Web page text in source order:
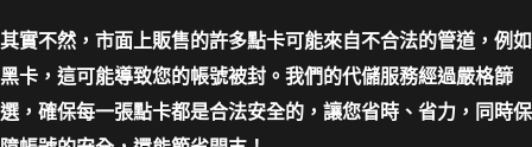
其實不然，市面上販售的許多點卡可能來自不合法的管道，例如
黑卡，這可能導致您的帳號被封。我們的代儲服務經過嚴格篩
選，確保每一張點卡都是合法安全的，讓您省時、省力，同時保